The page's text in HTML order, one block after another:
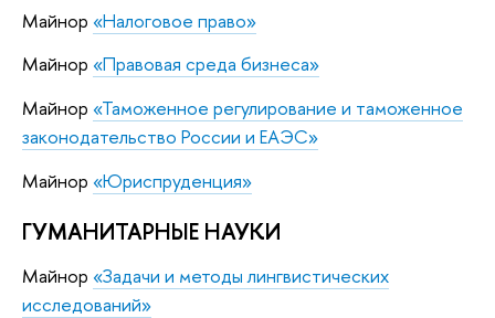
Майнор «Налоговое право»
Майнор «Правовая среда бизнеса»
Майнор «Таможенное регулирование и таможенное
законодательство России и ЕАЭС»
Майнор «Юриспруденция»
ГУМАНИТАРНЫЕ НАУКИ
Майнор «Задачи и методы лингвистических
исследований»